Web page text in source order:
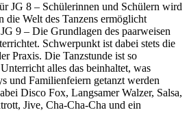
JG 8 – Schülerinnen und Schülern wird
die Welt des Tanzens ermöglicht
9 – Die Grundlagen des paarweisen
Schwerpunkt ist dabei stets die
Praxis. Die Tanzstunde ist so
alles das beinhaltet, was
und Familienfeiern getanzt werden
Disco Fox, Langsamer Walzer, Salsa,
Jive, Cha-Cha-Cha und ein